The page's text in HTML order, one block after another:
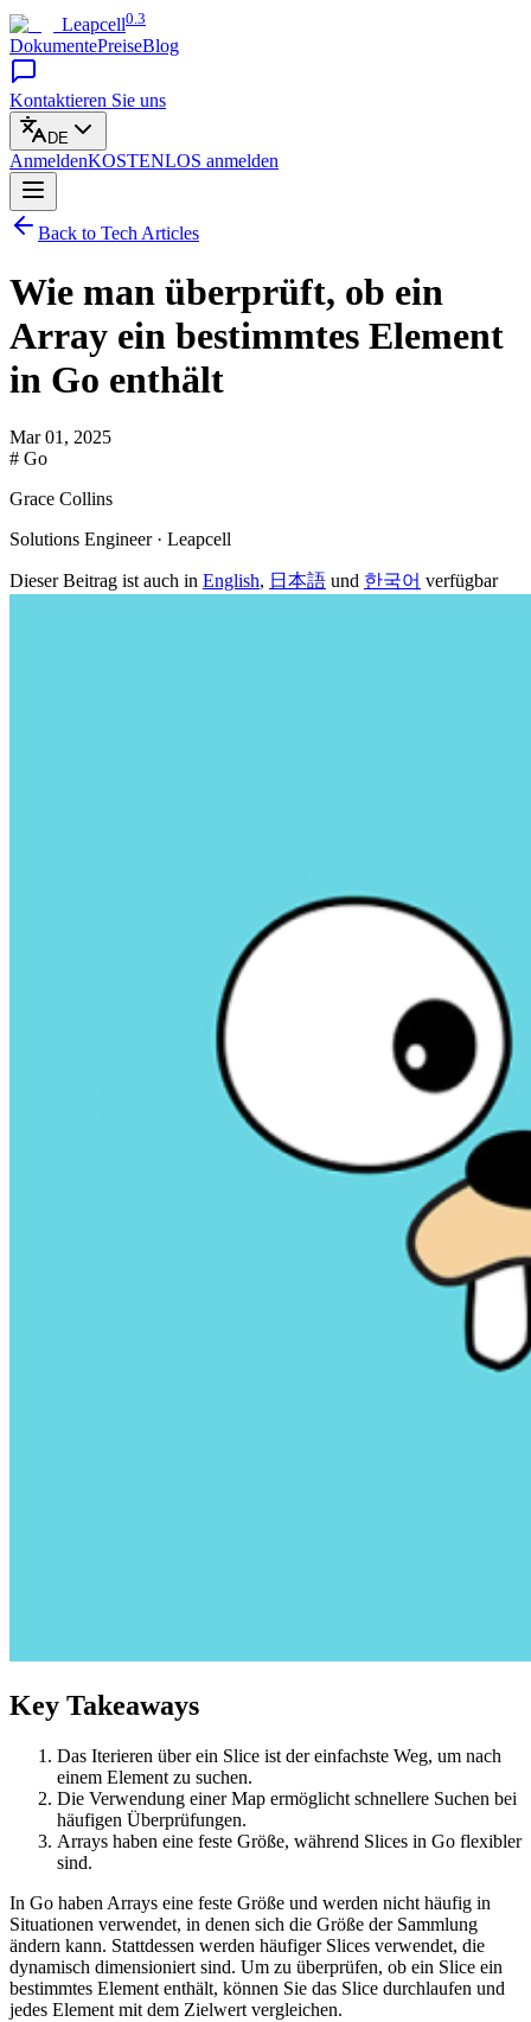
Leapcell0.3
DokumentePreiseBlog
Kontaktieren Sie uns
DE
AnmeldenKOSTENLOS anmelden
Back to Tech Articles
Wie man überprüft, ob ein
Array ein bestimmtes Element
in Go enthält
Mar 01, 2025
# Go
Grace Collins
Solutions Engineer · Leapcell
Dieser Beitrag ist auch in English, 日本語 und 한국어 verfügbar
Key Takeaways
Das Iterieren über ein Slice ist der einfachste Weg, um nach
einem Element zu suchen.
Die Verwendung einer Map ermöglicht schnellere Suchen bei
häufigen Überprüfungen.
Arrays haben eine feste Größe, während Slices in Go flexibler
sind.
In Go haben Arrays eine feste Größe und werden nicht häufig in
Situationen verwendet, in denen sich die Größe der Sammlung
ändern kann. Stattdessen werden häufiger Slices verwendet, die
dynamisch dimensioniert sind. Um zu überprüfen, ob ein Slice ein
bestimmtes Element enthält, können Sie das Slice durchlaufen und
jedes Element mit dem Zielwert vergleichen.